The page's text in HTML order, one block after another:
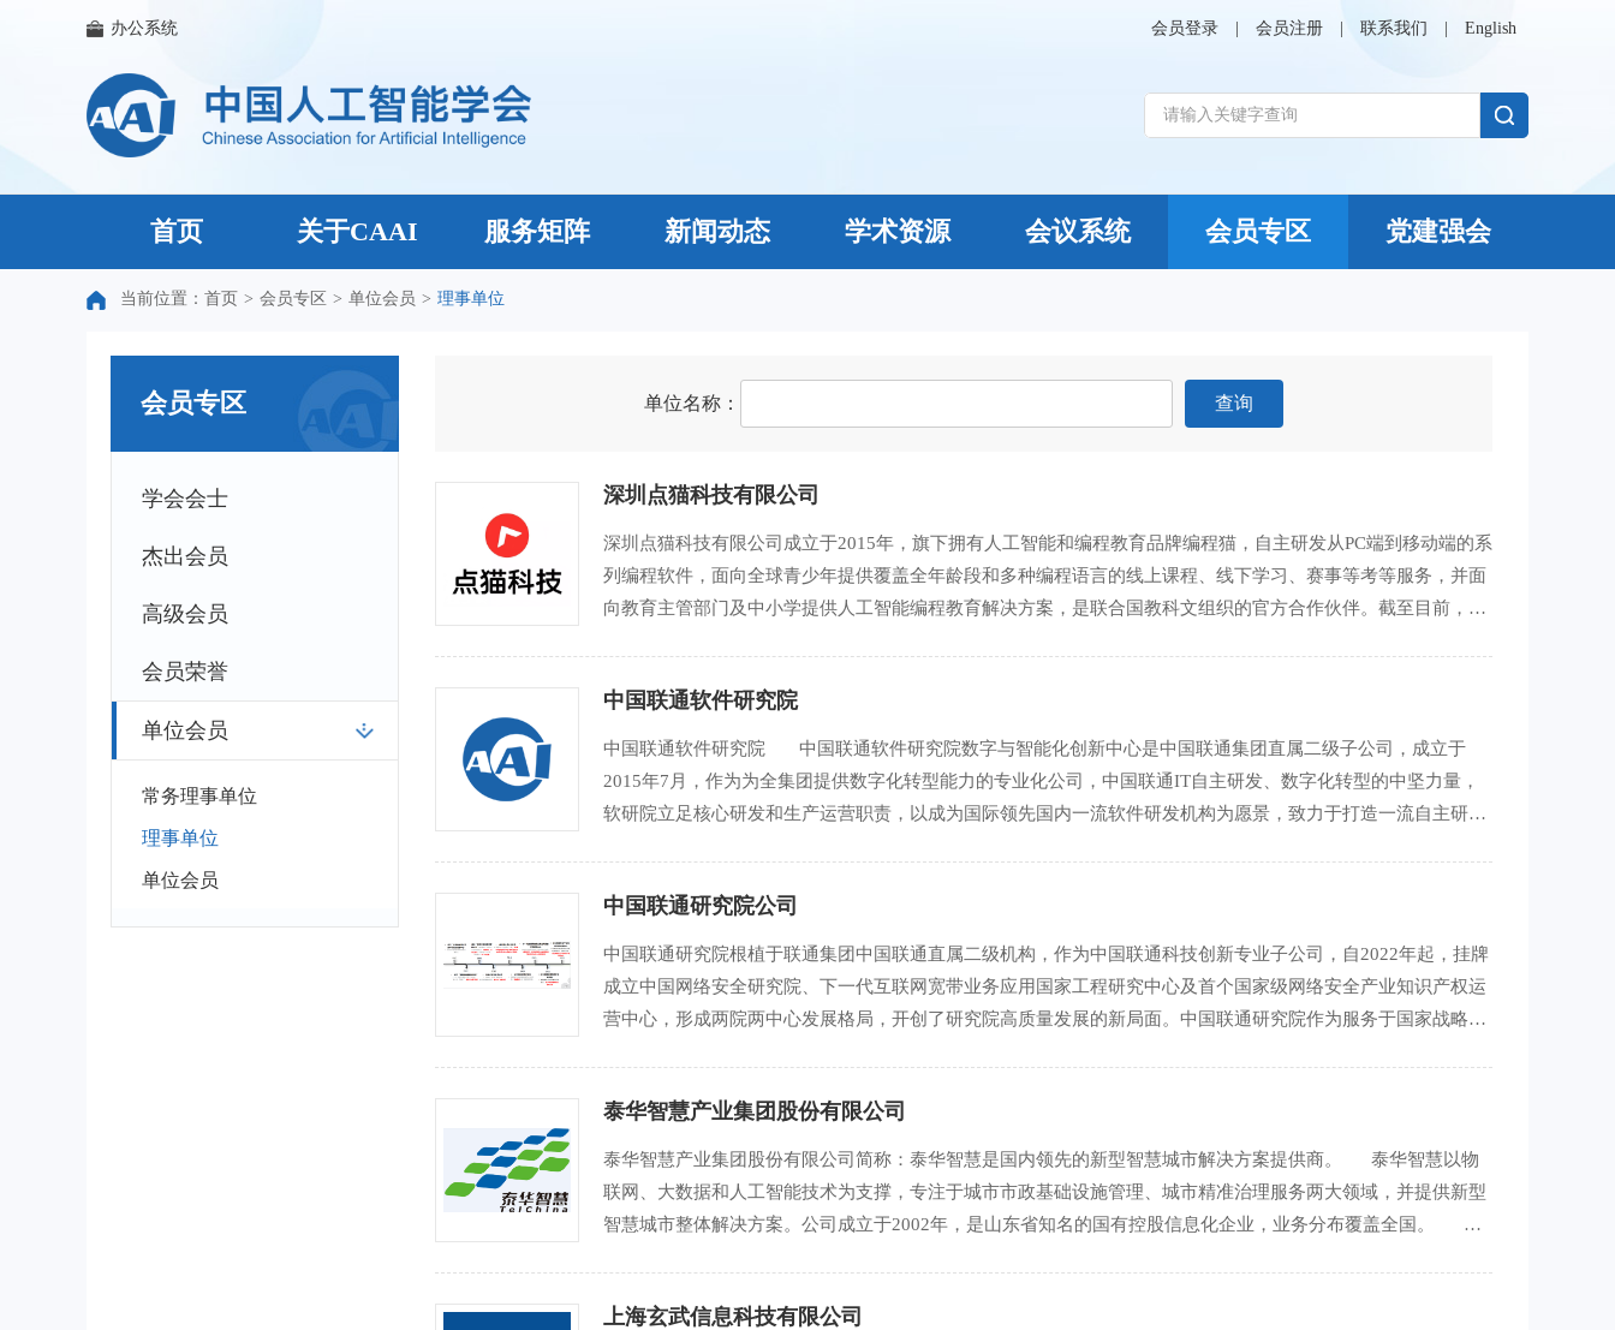
办公系统 会员登录 会员注册 联系我们 English
首页 关于CAAI 服务矩阵 新闻动态 学术资源 会议系统 会员专区 党建强会
当前位置： 首页 > 会员专区 > 单位会员 > 理事单位
会员专区
学会会士
杰出会员
高级会员
会员荣誉
单位会员
常务理事单位
理事单位
单位会员
单位名称： 查询
深圳点猫科技有限公司
深圳点猫科技有限公司成立于2015年，旗下拥有人工智能和编程教育品牌编程猫，自主研发从PC端到移动端的系
列编程软件，面向全球青少年提供覆盖全年龄段和多种编程语言的线上课程、线下学习、赛事等考等服务，并面
向教育主管部门及中小学提供人工智能编程教育解决方案，是联合国教科文组织的官方合作伙伴。截至目前，点
中国联通软件研究院
中国联通软件研究院 中国联通软件研究院数字与智能化创新中心是中国联通集团直属二级子公司，成立于
2015年7月，作为为全集团提供数字化转型能力的专业化公司，中国联通IT自主研发、数字化转型的中坚力量，
软研院立足核心研发和生产运营职责，以成为国际领先国内一流软件研发机构为愿景，致力于打造一流自主研发
中国联通研究院公司
中国联通研究院根植于联通集团中国联通直属二级机构，作为中国联通科技创新专业子公司，自2022年起，挂牌
成立中国网络安全研究院、下一代互联网宽带业务应用国家工程研究中心及首个国家级网络安全产业知识产权运
营中心，形成两院两中心发展格局，开创了研究院高质量发展的新局面。中国联通研究院作为服务于国家战略、
泰华智慧产业集团股份有限公司
泰华智慧产业集团股份有限公司简称：泰华智慧是国内领先的新型智慧城市解决方案提供商。 泰华智慧以物
联网、大数据和人工智能技术为支撑，专注于城市市政基础设施管理、城市精准治理服务两大领域，并提供新型
智慧城市整体解决方案。公司成立于2002年，是山东省知名的国有控股信息化企业，业务分布覆盖全国。 泰
上海玄武信息科技有限公司